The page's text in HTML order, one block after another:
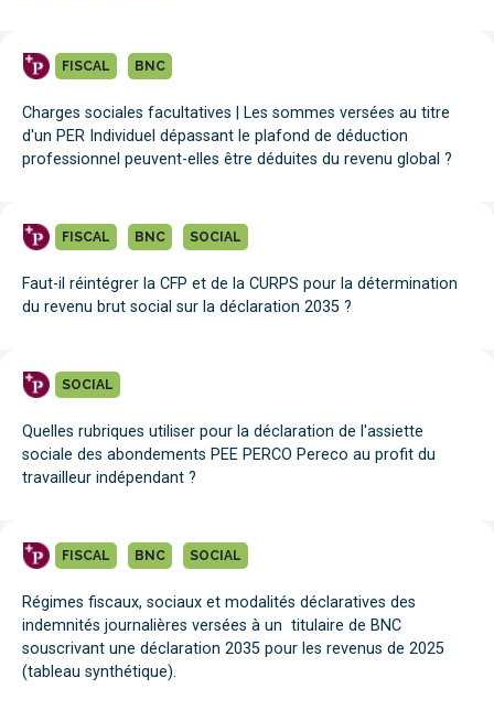
FISCAL BNC
Charges sociales facultatives | Les sommes versées au titre
d'un PER Individuel dépassant le plafond de déduction
professionnel peuvent-elles être déduites du revenu global ?
FISCAL BNC SOCIAL
Faut-il réintégrer la CFP et de la CURPS pour la détermination
du revenu brut social sur la déclaration 2035 ?
SOCIAL
Quelles rubriques utiliser pour la déclaration de l'assiette
sociale des abondements PEE PERCO Pereco au profit du
travailleur indépendant ?
FISCAL BNC SOCIAL
Régimes fiscaux, sociaux et modalités déclaratives des
indemnités journalières versées à un titulaire de BNC
souscrivant une déclaration 2035 pour les revenus de 2025
(tableau synthétique).